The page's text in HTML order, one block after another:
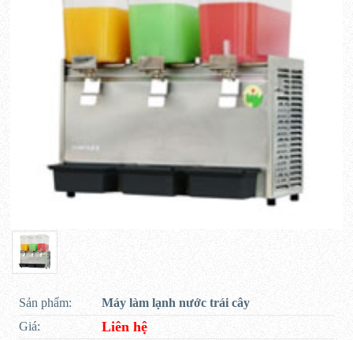
Sản phẩm:
Máy làm lạnh nước trái cây
Giá:
Liên hệ